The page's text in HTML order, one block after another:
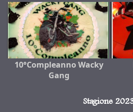
10°Compleanno Wacky
Gang
Stagione